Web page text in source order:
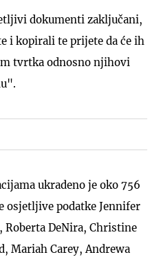
dokumenti zaključani,
i kopirali te prijete da će ih
tvrtka odnosno njihovi
ukradeno je oko 756
osjetljive podatke Jennifer
Roberta DeNira, Christine
Mariah Carey, Andrewa